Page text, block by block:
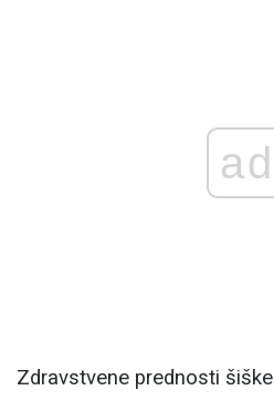
ad
Zdravstvene prednosti šiške